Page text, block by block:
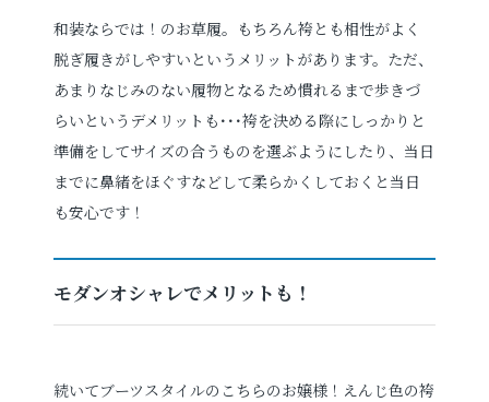
和装ならでは！のお草履。もちろん袴とも相性がよく
脱ぎ履きがしやすいというメリットがあります。ただ、
あまりなじみのない履物となるため慣れるまで歩きづ
らいというデメリットも･･･袴を決める際にしっかりと
準備をしてサイズの合うものを選ぶようにしたり、当日
までに鼻緒をほぐすなどして柔らかくしておくと当日
も安心です！
モダンオシャレでメリットも！
続いてブーツスタイルのこちらのお嬢様！えんじ色の袴